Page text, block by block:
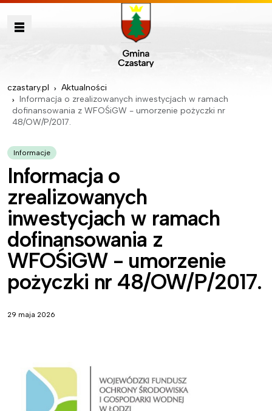
czastary.pl
Aktualności
Informacja o zrealizowanych inwestycjach w ramach
dofinansowania z WFOŚiGW - umorzenie pożyczki nr
48/OW/P/2017.
Informacje
Informacja o
zrealizowanych
inwestycjach w ramach
dofinansowania z
WFOŚiGW - umorzenie
pożyczki nr 48/OW/P/2017.
29 maja 2026